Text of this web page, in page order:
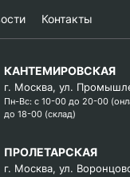
Контакты
КАНТЕМИРОВСКАЯ
г. Москва, ул.
Пн-Вс: с 10-00 до 20-00
до 18-00 (склад)
ПРОЛЕТАРСКАЯ
г. Москва, ул.